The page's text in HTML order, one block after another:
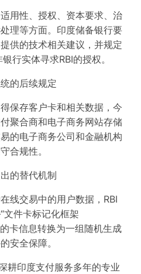
性、授权、资本要求、治
理等方面。印度储备银行要
供的技术相关建议，并规定
行实体寻求RBI的授权。
的后续规定
存客户卡和相关数据，今
聚合商和电子商务网站存储
的电子商务公司和金融机构
合规性。
的替代机制
交易中的用户数据，RBI
件卡标记化框架
卡信息转换为一组随机生成
安全保障。
印度支付服务多年的专业